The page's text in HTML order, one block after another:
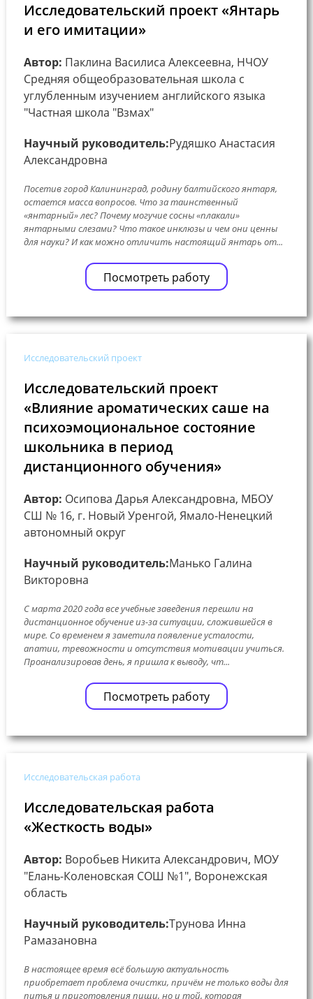
Исследовательский проект «Янтарь
и его имитации»
Автор: Паклина Василиса Алексеевна, НЧОУ
Средняя общеобразовательная школа с
углубленным изучением английского языка
"Частная школа "Взмах"
Научный руководитель:Рудяшко Анастасия
Александровна
Посетив город Калининград, родину балтийского янтаря,
остается масса вопросов. Что за таинственный
«янтарный» лес? Почему могучие сосны «плакали»
янтарными слезами? Что такое инклюзы и чем они ценны
для науки? И как можно отличить настоящий янтарь от...
Посмотреть работу
Исследовательский проект
Исследовательский проект
«Влияние ароматических саше на
психоэмоциональное состояние
школьника в период
дистанционного обучения»
Автор: Осипова Дарья Александровна, МБОУ
СШ № 16, г. Новый Уренгой, Ямало-Ненецкий
автономный округ
Научный руководитель:Манько Галина
Викторовна
С марта 2020 года все учебные заведения перешли на
дистанционное обучение из-за ситуации, сложившейся в
мире. Со временем я заметила появление усталости,
апатии, тревожности и отсутствия мотивации учиться.
Проанализировав день, я пришла к выводу, чт...
Посмотреть работу
Исследовательская работа
Исследовательская работа
«Жесткость воды»
Автор: Воробьев Никита Александрович, МОУ
"Елань-Коленовская СОШ №1", Воронежская
область
Научный руководитель:Трунова Инна
Рамазановна
В настоящее время всё большую актуальность
приобретает проблема очистки, причём не только воды для
питья и приготовления пищи, но и той, которая